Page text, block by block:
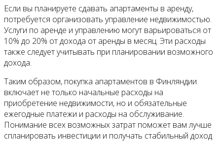
Если вы планируете сдавать апартаменты в аренду,
потребуется организовать управление недвижимостью.
Услуги по аренде и управлению могут варьироваться от
10% до 20% от дохода от аренды в месяц. Эти расходы
также следует учитывать при планировании возможного
дохода.
Таким образом, покупка апартаментов в Финляндии
включает не только начальные расходы на
приобретение недвижимости, но и обязательные
ежегодные платежи и расходы на обслуживание.
Понимание всех возможных затрат поможет вам лучше
спланировать инвестиции и получать стабильный доход